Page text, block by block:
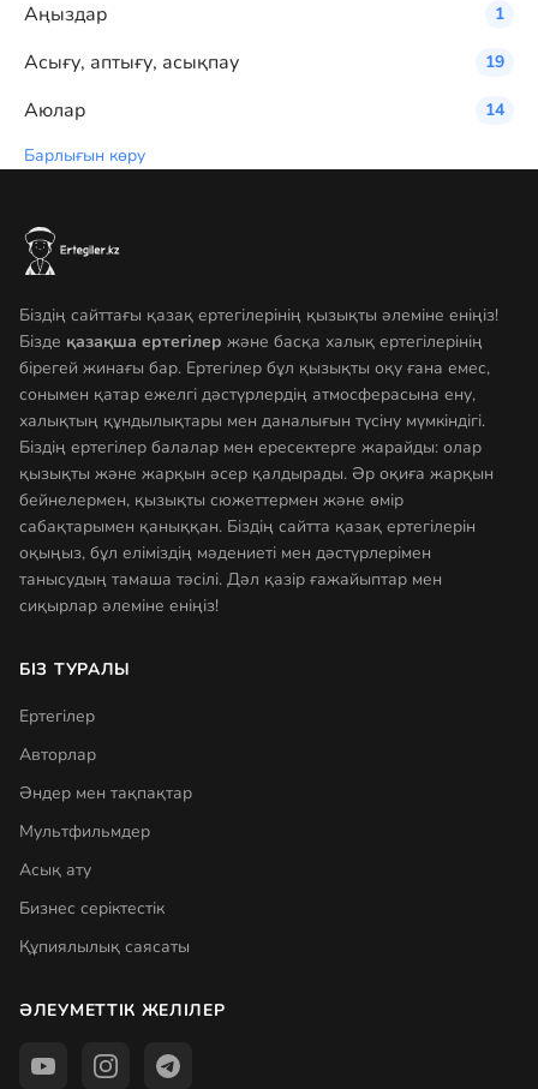
Аңыздар 1
Асығу, аптығу, асықпау 19
Аюлар
14
Барлығын көру
Біздің сайттағы қазақ ертегілерінің қызықты әлеміне еніңіз!
Бізде қазақша ертегілер және басқа халық ертегілерінің
бірегей жинағы бар. Ертегілер бұл қызықты оқу ғана емес,
сонымен қатар ежелгі дәстүрлердің атмосферасына ену,
халықтың құндылықтары мен даналығын түсіну мүмкіндігі.
Біздің ертегілер балалар мен ересектерге жарайды: олар
қызықты және жарқын әсер қалдырады. Әр оқиға жарқын
бейнелермен, қызықты сюжеттермен және өмір
сабақтарымен қаныққан. Біздің сайтта қазақ ертегілерін
оқыңыз, бұл еліміздің мәдениеті мен дәстүрлерімен
танысудың тамаша тәсілі. Дәл қазір ғажайыптар мен
сиқырлар әлеміне еніңіз!
БІЗ ТУРАЛЫ
Ертегілер
Авторлар
Әндер мен тақпақтар
Мультфильмдер
Асық ату
Бизнес серіктестік
Құпиялылық саясаты
ӘЛЕУМЕТТІК ЖЕЛІЛЕР